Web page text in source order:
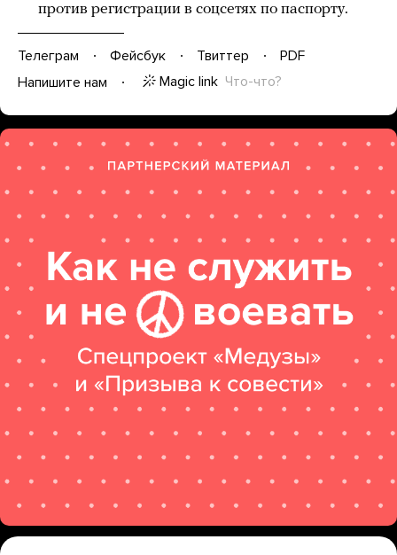
против регистрации в соцсетях по паспорту.
Телеграм Фейсбук Твиттер
PDF
Напишите нам
Magic link Что-что?